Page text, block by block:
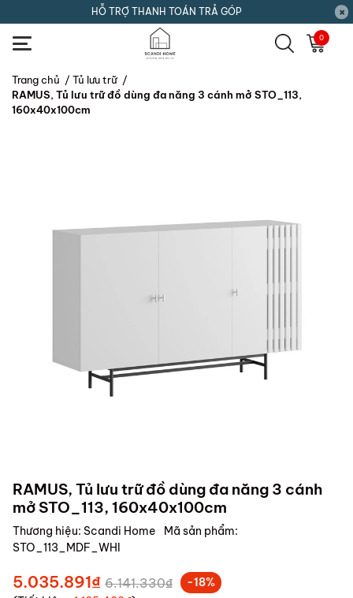
HỖ TRỢ THANH TOÁN TRẢ GÓP
0
Trang chủ / Tủ lưu trữ /
RAMUS, Tủ lưu trữ đồ dùng đa năng 3 cánh mở STO_113,
160x40x100cm
RAMUS, Tủ lưu trữ đồ dùng đa năng 3 cánh
mở STO_113, 160x40x100cm
Thương hiệu: Scandi Home
Mã sản phẩm:
STO_113_MDF_WHI
5.035.891₫ 6.141.330₫
-18%